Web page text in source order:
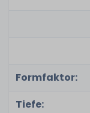
Formfaktor:
Tiefe: